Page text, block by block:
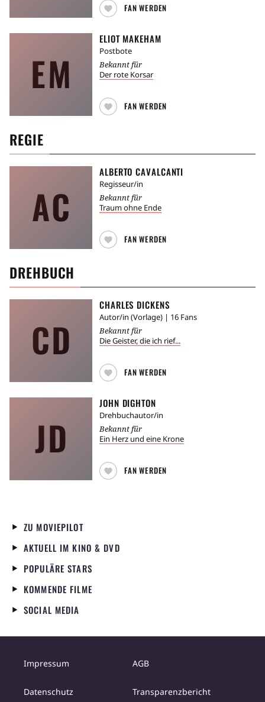
FAN WERDEN
EM
ELIOT MAKEHAM
Postbote
Bekannt für
Der rote Korsar
FAN WERDEN
REGIE
AC
ALBERTO CAVALCANTI
Regisseur/in
Bekannt für
Traum ohne Ende
FAN WERDEN
DREHBUCH
CD
CHARLES DICKENS
Autor/in (Vorlage) | 16 Fans
Bekannt für
Die Geister, die ich rief...
FAN WERDEN
JD
JOHN DIGHTON
Drehbuchautor/in
Bekannt für
Ein Herz und eine Krone
FAN WERDEN
ZU MOVIEPILOT
AKTUELL IM KINO & DVD
POPULÄRE STARS
KOMMENDE FILME
SOCIAL MEDIA
Impressum AGB
Datenschutz Transparenzbericht